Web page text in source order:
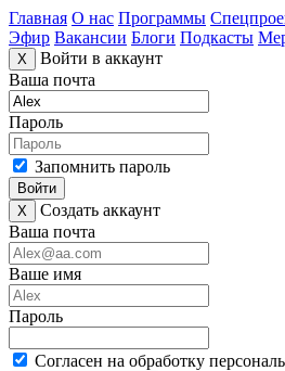
Главная О нас Программы
Эфир Вакансии Блоги Подкасты
X
Войти в аккаунт
Ваша почта
Пароль
Запомнить пароль
Войти
X
Создать аккаунт
Ваша почта
Ваше имя
Пароль
Согласен на обработку